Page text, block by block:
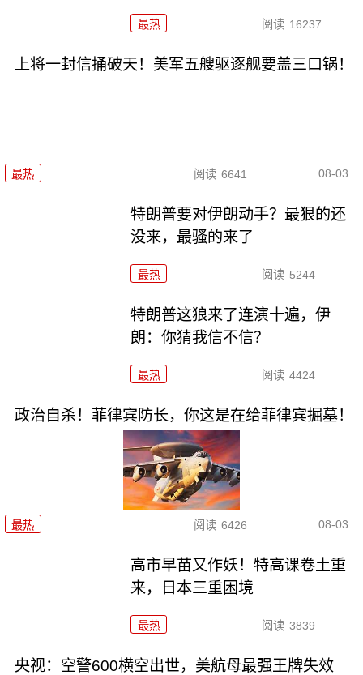
最热 阅读 16237
上将一封信捅破天！美军五艘驱逐舰要盖三口锅！
最热 阅读 6641 08-03
特朗普要对伊朗动手？最狠的还
没来，最骚的来了
最热 阅读 5244
特朗普这狼来了连演十遍，伊
朗：你猜我信不信？
最热 阅读 4424
政治自杀！菲律宾防长，你这是在给菲律宾掘墓！
最热 阅读 6426 08-03
高市早苗又作妖！特高课卷土重
来，日本三重困境
最热 阅读 3839
央视：空警600横空出世，美航母最强王牌失效